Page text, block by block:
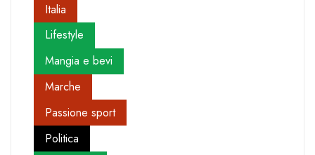
Italia
Lifestyle
Mangia e bevi
Marche
Passione sport
Politica